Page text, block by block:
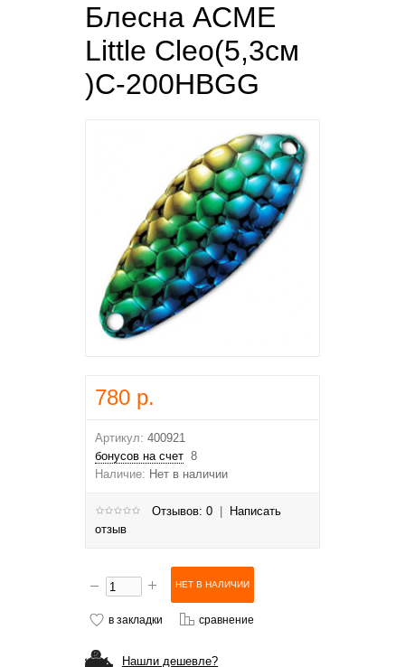
Блесна ACME
Little Cleo(5,3см
)С-200HBGG
780 р.
Артикул: 400921
бонусов на счет 8
Наличие: Нет в наличии
Отзывов: 0
Написать
отзыв
в закладки сравнение
Нашли дешевле?